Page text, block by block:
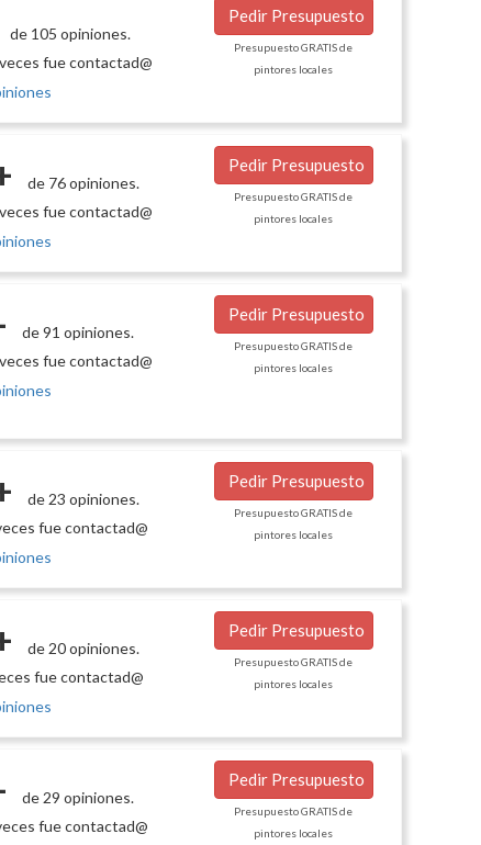
de 105 opiniones.
fue contactad@
Pedir Presupuesto
Presupuesto GRATIS de
pintores locales
de 76 opiniones.
fue contactad@
Pedir Presupuesto
Presupuesto GRATIS de
pintores locales
de 91 opiniones.
fue contactad@
Pedir Presupuesto
Presupuesto GRATIS de
pintores locales
de 23 opiniones.
fue contactad@
Pedir Presupuesto
Presupuesto GRATIS de
pintores locales
de 20 opiniones.
fue contactad@
Pedir Presupuesto
Presupuesto GRATIS de
pintores locales
de 29 opiniones.
fue contactad@
Pedir Presupuesto
Presupuesto GRATIS de
pintores locales